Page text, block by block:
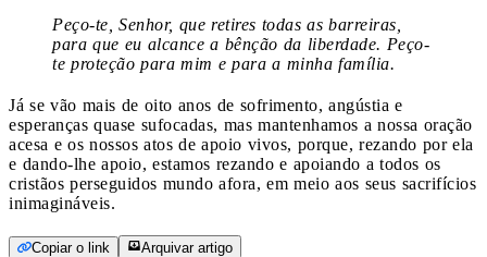
Peço-te, Senhor, que retires todas as barreiras,
para que eu alcance a bênção da liberdade. Peço-
te proteção para mim e para a minha família.
Já se vão mais de oito anos de sofrimento, angústia e
esperanças quase sufocadas, mas mantenhamos a nossa oração
acesa e os nossos atos de apoio vivos, porque, rezando por ela
e dando-lhe apoio, estamos rezando e apoiando a todos os
cristãos perseguidos mundo afora, em meio aos seus sacrifícios
inimagináveis.
Copiar o link Arquivar artigo